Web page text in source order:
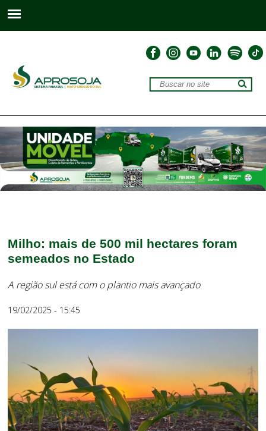
Milho: mais de 500 mil hectares foram
semeados no Estado
A região sul está com o plantio mais avançado
19/02/2025 - 15:45